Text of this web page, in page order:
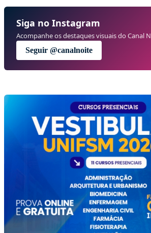
Siga no Instagram
Acompanhe os destaques visuais do Canal
Seguir @canalnoite